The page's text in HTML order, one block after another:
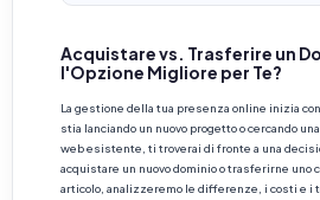
Acquistare vs. Trasferire un
l'Opzione Migliore per Te?
La gestione della tua presenza online inizia
stia lanciando un nuovo progetto o cercando
web esistente, ti troverai di fronte a una
acquistare un nuovo dominio o trasferirne uno
articolo, analizzeremo le differenze, i costi e i